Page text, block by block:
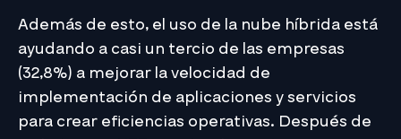
Además de esto, el uso de la nube híbrida está
ayudando a casi un tercio de las empresas
(32,8%) a mejorar la velocidad de
implementación de aplicaciones y servicios
para crear eficiencias operativas. Después de